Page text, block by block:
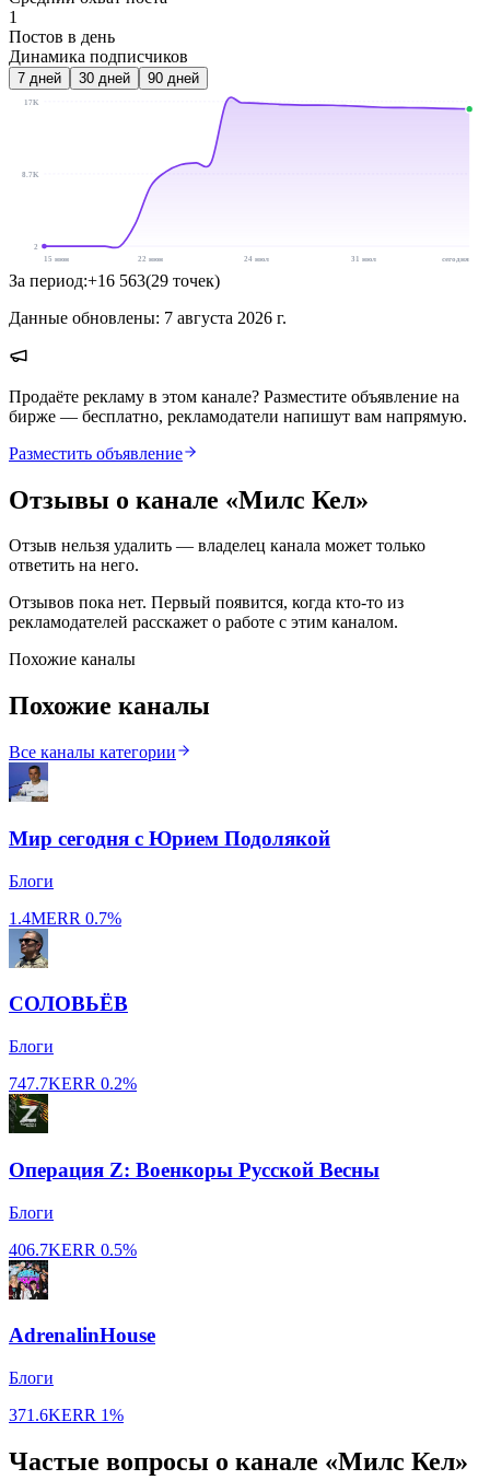
1
Постов в день
Динамика подписчиков
7 дней 30 дней 90 дней
17K
8.7K
2
15 июн
22 июн 24 июл 31 июл сегодня
За период:+16 563(29 точек)
Данные обновлены: 7 августа 2026 г.
Продаёте рекламу в этом канале? Разместите объявление на
бирже — бесплатно, рекламодатели напишут вам напрямую.
Разместить объявление
Отзывы о канале «Милс Кел»
Отзыв нельзя удалить — владелец канала может только
ответить на него.
Отзывов пока нет. Первый появится, когда кто-то из
рекламодателей расскажет о работе с этим каналом.
Похожие каналы
Похожие каналы
Все каналы категории
Мир сегодня с Юрием Подолякой
Блоги
1.4MERR 0.7%
СОЛОВЬЁВ
Блоги
747.7KERR 0.2%
Операция Z: Военкоры Русской Весны
Блоги
406.7KERR 0.5%
AdrenalinHouse
Блоги
371.6KERR 1%
Частые вопросы о канале «Милс Кел»